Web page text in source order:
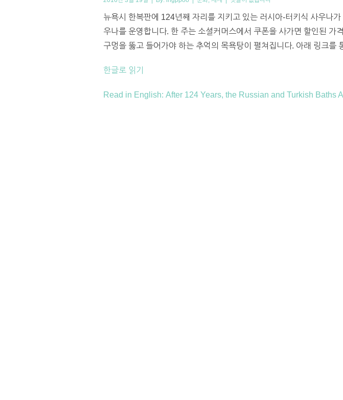
뉴욕시 한복판에 124년째 자리를 지키고 있는 러시아-터키식 사우나
우나를 운영합니다. 한 주는 소셜커머스에서 쿠폰을 사가면 할인된 가
구멍을 뚫고 들어가야 하는 추억의 목욕탕이 펼쳐집니다. 아래 링크를
한글로 읽기
Read in English: After 124 Years, the Russian and Turkish Baths